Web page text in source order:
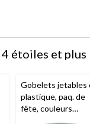
4 étoiles et plus
Gobelets jetables
plastique, paq. de
fête, couleurs